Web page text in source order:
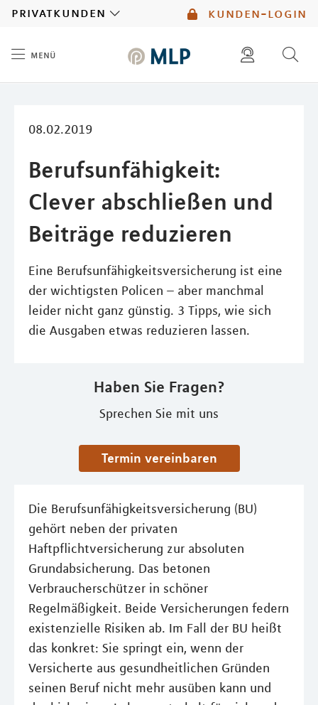
kunden-login
privatkunden
menü
08.02.2019
Berufsunfähigkeit:
Clever abschließen und
Beiträge reduzieren
Eine Berufsunfähigkeitsversicherung ist eine
der wichtigsten Policen – aber manchmal
leider nicht ganz günstig. 3 Tipps, wie sich
die Ausgaben etwas reduzieren lassen.
Haben Sie Fragen?
Sprechen Sie mit uns
Termin vereinbaren
Die Berufsunfähigkeitsversicherung (BU)
gehört neben der privaten
Haftpflichtversicherung zur absoluten
Grundabsicherung. Das betonen
Verbraucherschützer in schöner
Regelmäßigkeit. Beide Versicherungen federn
existenzielle Risiken ab. Im Fall der BU heißt
das konkret: Sie springt ein, wenn der
Versicherte aus gesundheitlichen Gründen
seinen Beruf nicht mehr ausüben kann und